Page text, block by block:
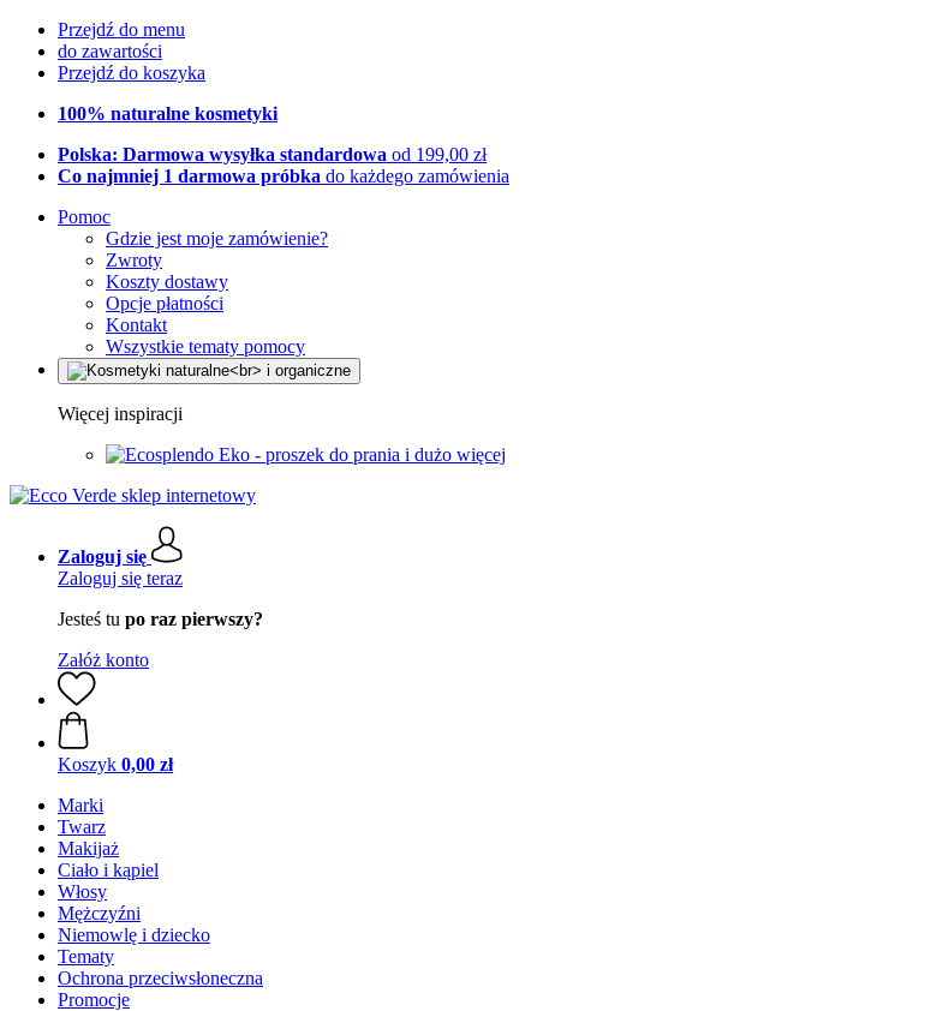
Przejdź do menu
do zawartości
Przejdź do koszyka
100% naturalne kosmetyki
Polska: Darmowa wysyłka standardowa od 199,00 zł
Co najmniej 1 darmowa próbka do każdego zamówienia
Pomoc
Gdzie jest moje zamówienie?
Zwroty
Koszty dostawy
Opcje płatności
Kontakt
Wszystkie tematy pomocy
Więcej inspiracji
Eko - proszek do prania i dużo więcej
Zaloguj się
Zaloguj się teraz
Jesteś tu po raz pierwszy?
Załóż konto
Koszyk 0,00 zł
Marki
Twarz
Makijaż
Ciało i kąpiel
Włosy
Mężczyźni
Niemowlę i dziecko
Tematy
Ochrona przeciwsłoneczna
Promocje